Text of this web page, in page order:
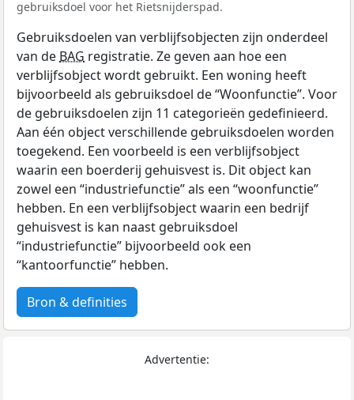
gebruiksdoel voor het Rietsnijderspad.
Gebruiksdoelen van verblijfsobjecten zijn onderdeel
van de BAG registratie. Ze geven aan hoe een
verblijfsobject wordt gebruikt. Een woning heeft
bijvoorbeeld als gebruiksdoel de “Woonfunctie”. Voor
de gebruiksdoelen zijn 11 categorieën gedefinieerd.
Aan één object verschillende gebruiksdoelen worden
toegekend. Een voorbeeld is een verblijfsobject
waarin een boerderij gehuisvest is. Dit object kan
zowel een “industriefunctie” als een “woonfunctie”
hebben. En een verblijfsobject waarin een bedrijf
gehuisvest is kan naast gebruiksdoel
“industriefunctie” bijvoorbeeld ook een
“kantoorfunctie” hebben.
Bron & definities
Advertentie: